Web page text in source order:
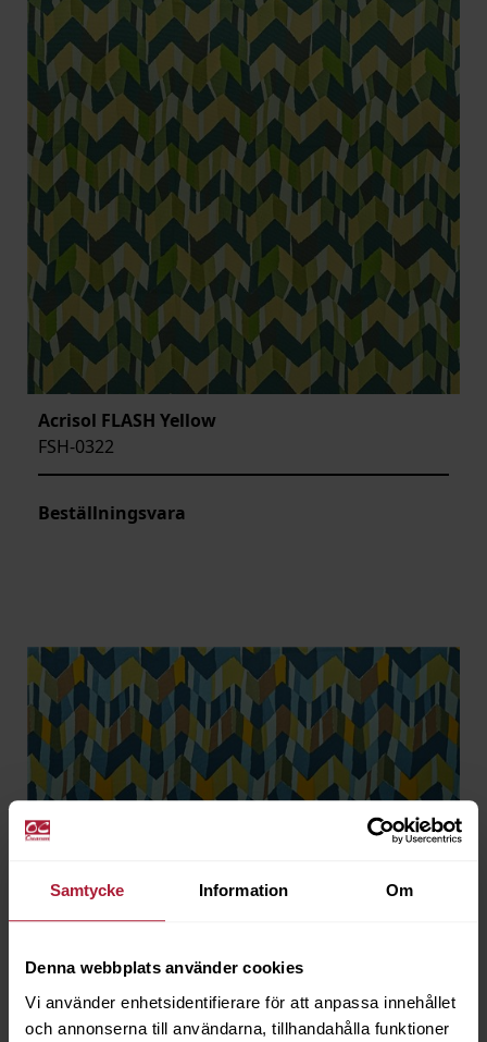
Samtycke Information Om
Denna webbplats använder cookies
Vi använder enhetsidentifierare för att anpassa innehållet
och annonserna till användarna, tillhandahålla funktioner
Acrisol FLASH Yellow
FSH-0322
Beställningsvara